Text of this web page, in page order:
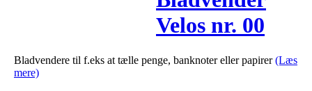
Velos nr. 00
17mm orange
Bladvendere til f.eks at tælle penge, banknoter eller papirer(Læs
mere)